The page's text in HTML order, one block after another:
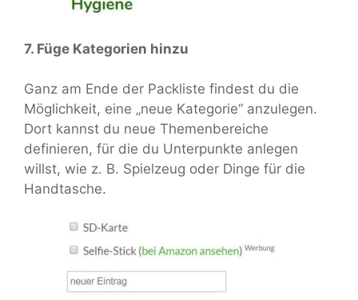
7. Füge Kategorien hinzu
Ganz am Ende der Packliste findest du die
Möglichkeit, eine „neue Kategorie“ anzulegen.
Dort kannst du neue Themenbereiche
definieren, für die du Unterpunkte anlegen
willst, wie z. B. Spielzeug oder Dinge für die
Handtasche.